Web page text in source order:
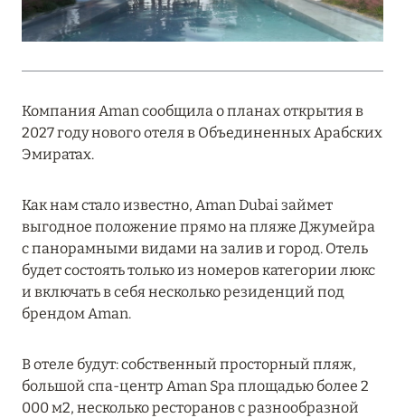
27 апреля 2026
Подробнее
MARCH GRAND ESCAPE: ПРЕДЛОЖЕНИЕ ОТ Á
LA CARTE PREMIUM ПО ОТЕЛЮ WALDORF
ASTORIA MALDIVES ITHAAFUSHI, МАЛЬДИВЫ
Подробнее
MANDARIN ORIENTAL JUMEIRA — SUITE
NOVEMBER
Компания Aman сообщила о планах открытия в
2027 году нового отеля в Объединенных Арабских
Эмиратах.
Как нам стало известно, Aman Dubai займет
выгодное положение прямо на пляже Джумейра
с панорамными видами на залив и город. Отель
будет состоять только из номеров категории люкс
и включать в себя несколько резиденций под
брендом Aman.
В отеле будут: собственный просторный пляж,
большой спа-центр Aman Spa площадью более 2
000 м2, несколько ресторанов с разнообразной